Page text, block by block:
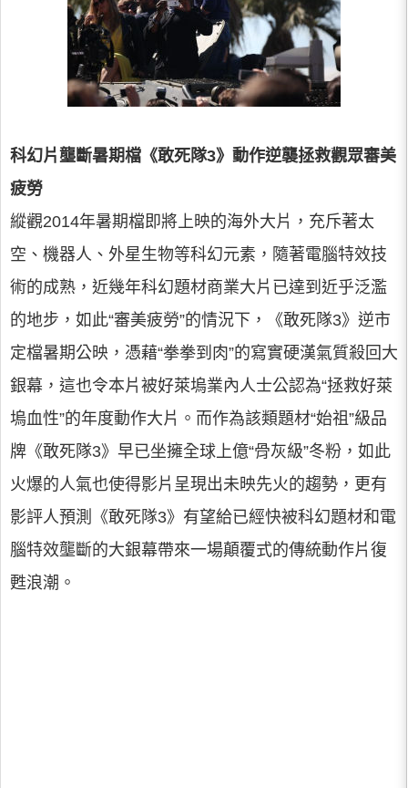
科幻片壟斷暑期檔《敢死隊3》動作逆襲拯救觀眾審美
疲勞
縱觀2014年暑期檔即將上映的海外大片，充斥著太
空、機器人、外星生物等科幻元素，隨著電腦特效技
術的成熟，近幾年科幻題材商業大片已達到近乎泛濫
的地步，如此“審美疲勞”的情況下，《敢死隊3》逆市
定檔暑期公映，憑藉“拳拳到肉”的寫實硬漢氣質殺回大
銀幕，這也令本片被好萊塢業內人士公認為“拯救好萊
塢血性”的年度動作大片。而作為該類題材“始祖”級品
牌《敢死隊3》早已坐擁全球上億“骨灰級”冬粉，如此
火爆的人氣也使得影片呈現出未映先火的趨勢，更有
影評人預測《敢死隊3》有望給已經快被科幻題材和電
腦特效壟斷的大銀幕帶來一場顛覆式的傳統動作片復
甦浪潮。